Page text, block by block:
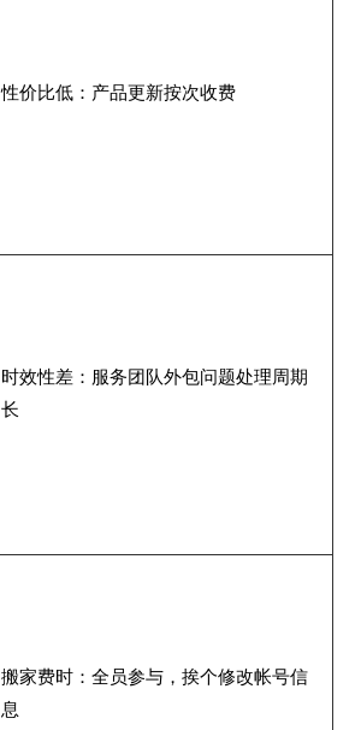
性价比低：产品更新按次收费
时效性差：服务团队外包问题处理周期
长
搬家费时：全员参与，挨个修改帐号信
息